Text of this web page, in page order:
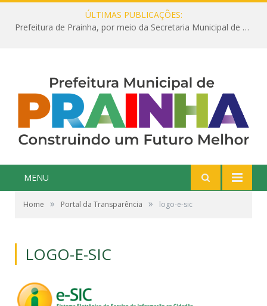
ÚLTIMAS PUBLICAÇÕES:
Prefeitura de Prainha, por meio da Secretaria Municipal de Educação, abre 354 vagas na área da Educação para 2025 com processo seletivo simplificado
MENU
Home » Portal da Transparência » logo-e-sic
LOGO-E-SIC